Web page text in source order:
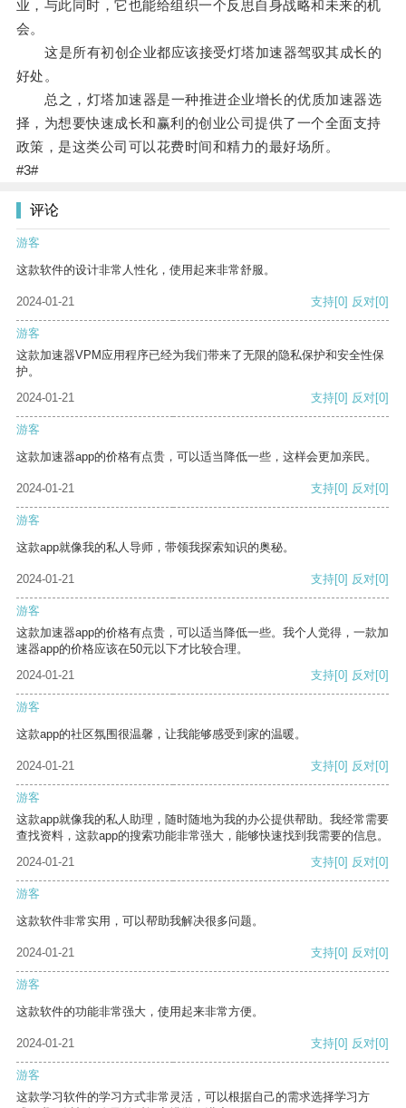
业，与此同时，它也能给组织一个反思自身战略和未来的机
会。
这是所有初创企业都应该接受灯塔加速器驾驭其成长的
好处。
总之，灯塔加速器是一种推进企业增长的优质加速器选
择，为想要快速成长和赢利的创业公司提供了一个全面支持
政策，是这类公司可以花费时间和精力的最好场所。
#3#
评论
游客
这款软件的设计非常人性化，使用起来非常舒服。
2024-01-21 支持[0] 反对[0]
游客
这款加速器VPM应用程序已经为我们带来了无限的隐私保护和安全性保
护。
2024-01-21
支持[0] 反对[0]
游客
这款加速器app的价格有点贵，可以适当降低一些，这样会更加亲民。
2024-01-21 支持[0] 反对[0]
游客
这款app就像我的私人导师，带领我探索知识的奥秘。
2024-01-21 支持[0] 反对[0]
游客
这款加速器app的价格有点贵，可以适当降低一些。我个人觉得，一款加
速器app的价格应该在50元以下才比较合理。
2024-01-21
支持[0] 反对[0]
游客
这款app的社区氛围很温馨，让我能够感受到家的温暖。
2024-01-21 支持[0] 反对[0]
游客
这款app就像我的私人助理，随时随地为我的办公提供帮助。我经常需要
查找资料，这款app的搜索功能非常强大，能够快速找到我需要的信息。
2024-01-21
支持[0] 反对[0]
游客
这款软件非常实用，可以帮助我解决很多问题。
2024-01-21 支持[0] 反对[0]
游客
这款软件的功能非常强大，使用起来非常方便。
2024-01-21 支持[0] 反对[0]
游客
这款学习软件的学习方式非常灵活，可以根据自己的需求选择学习方